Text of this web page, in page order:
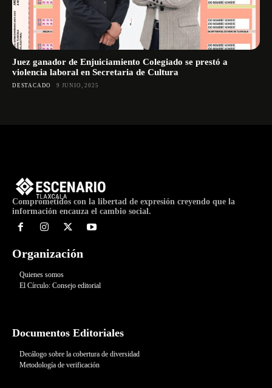
Juez ganador de Enjuiciamiento Colegiado se prestó a
violencia laboral en Secretaria de Cultura
DESTACADO 9 JUNIO, 2025
Comprometidos con la libertad de expresión creyendo que la
información encauza el cambio social.
Organización
Quienes somos
El Círculo: Consejo editorial
Documentos Editoriales
Decálogo sobre la cobertura de diversidad
Metodología de verificación